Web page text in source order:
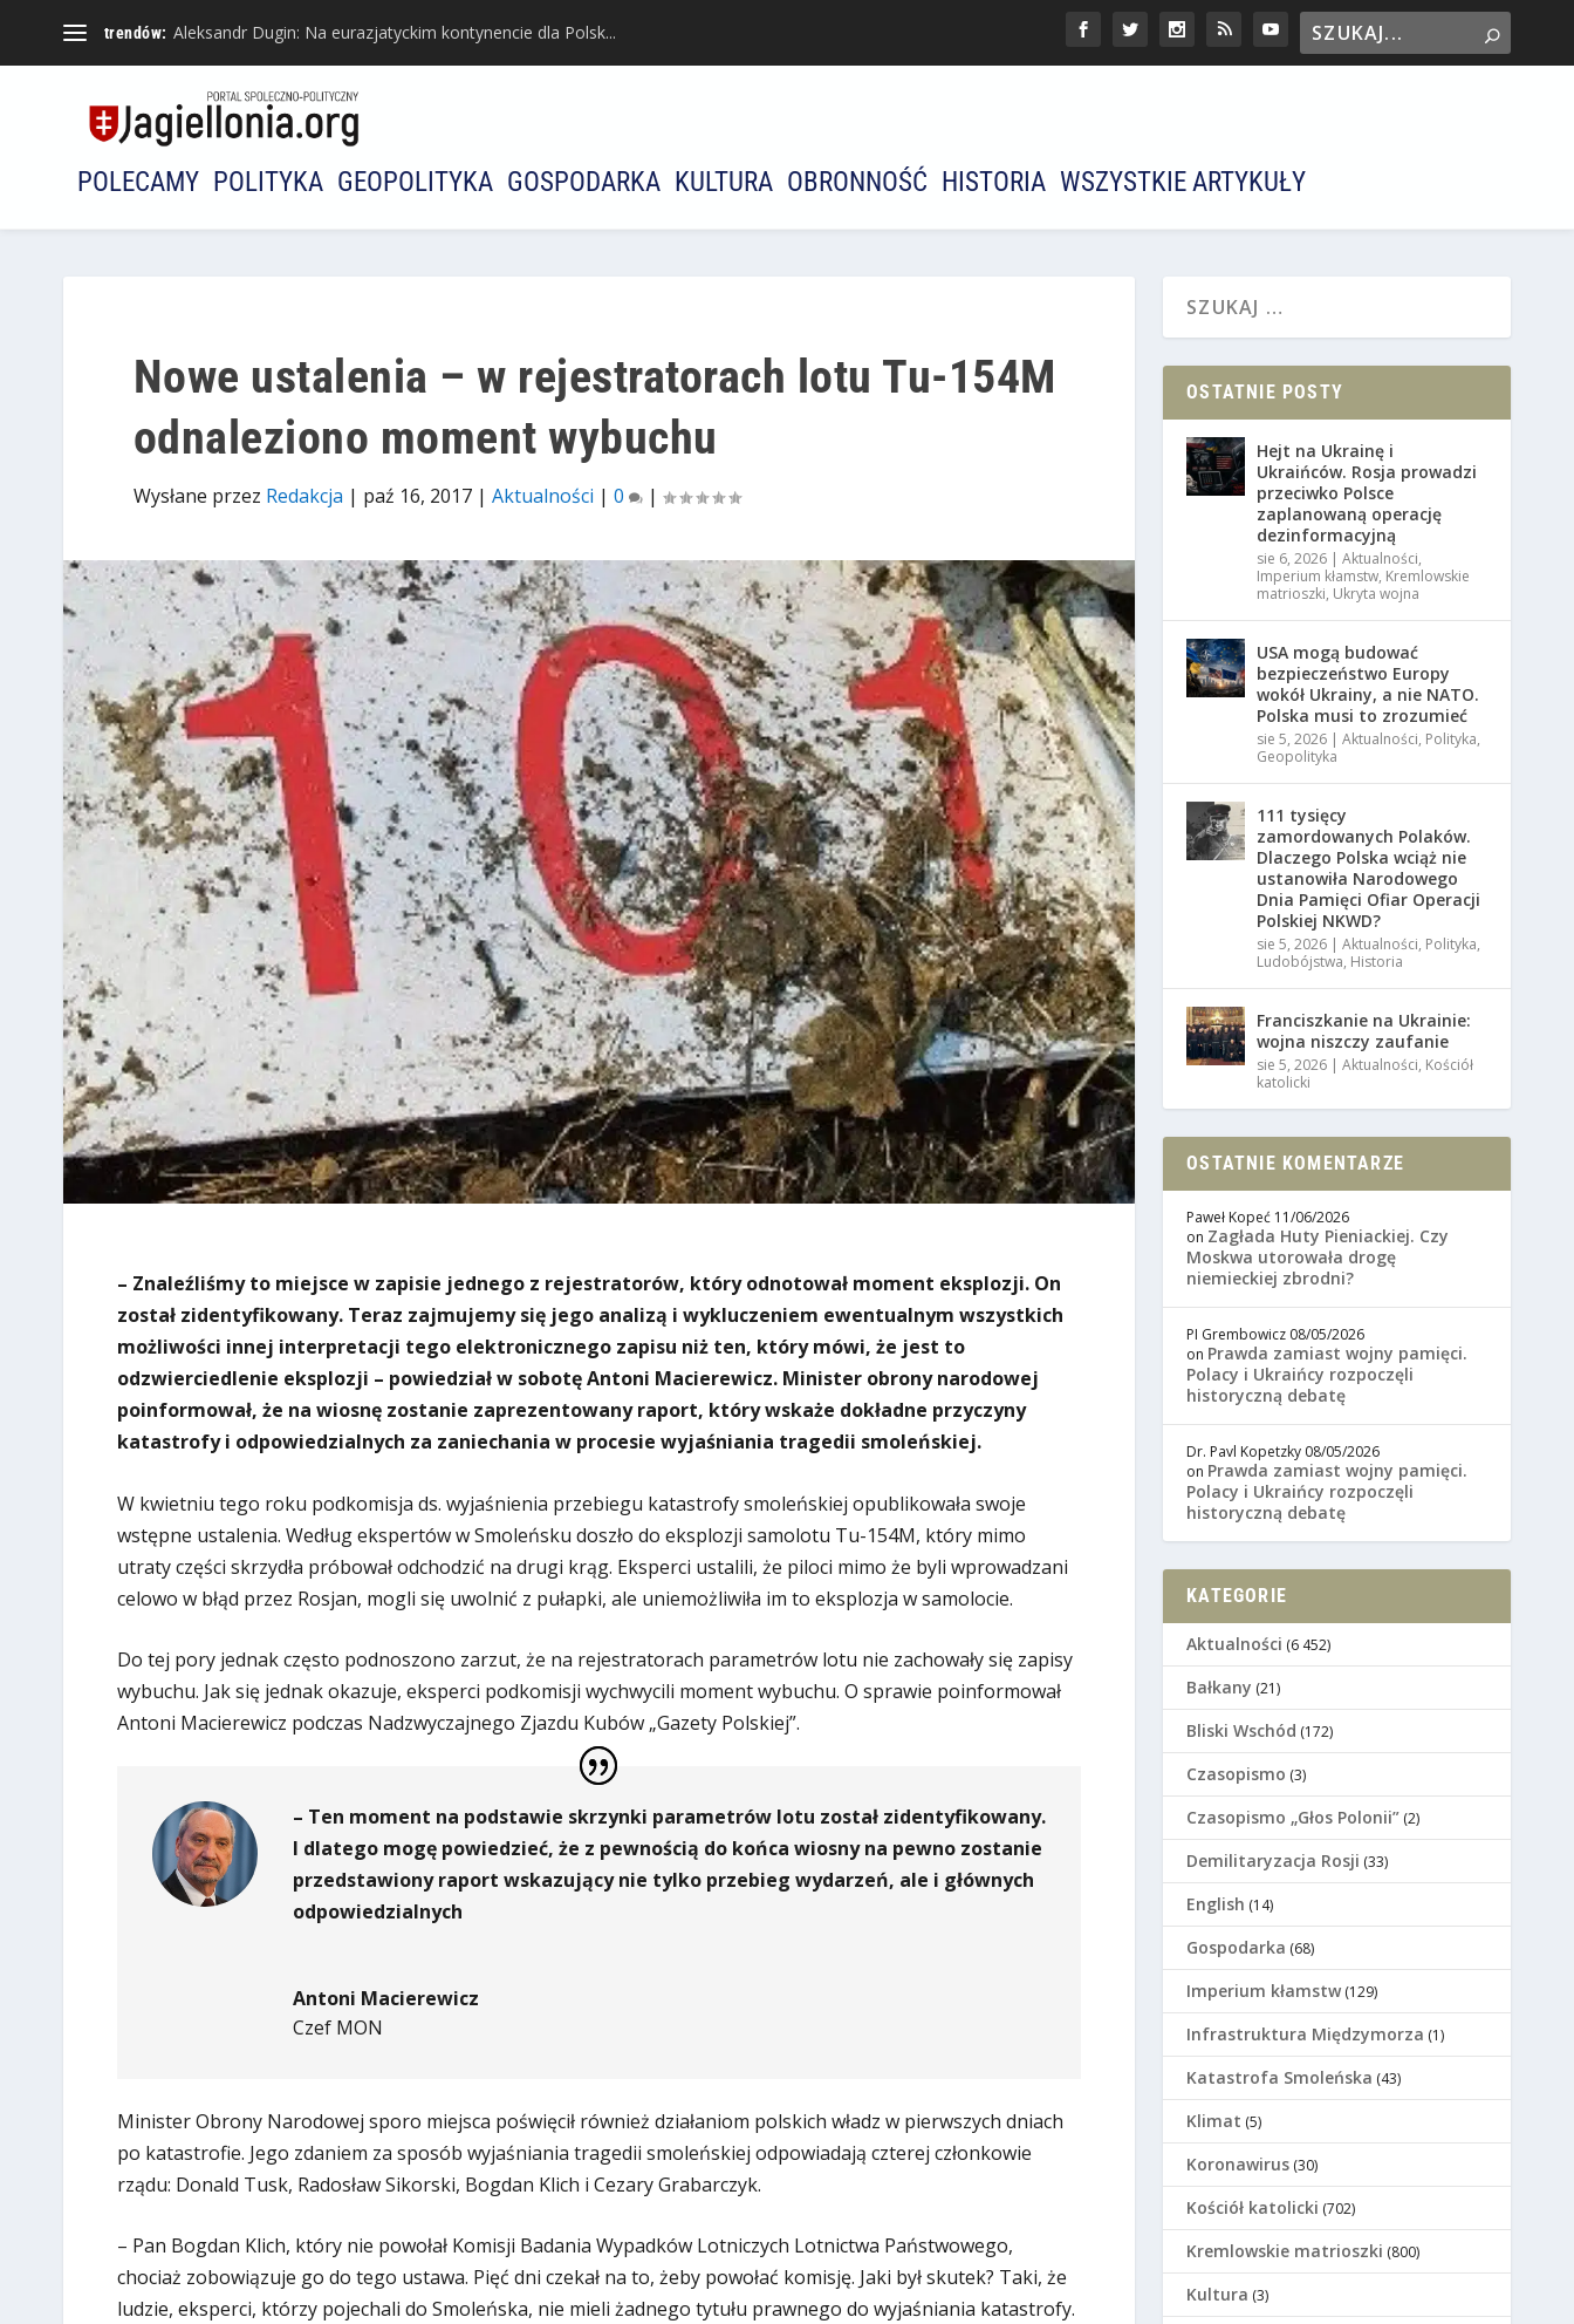
trendów: Aleksandr Dugin: Na eurazjatyckim kontynencie dla Polsk...
POLECAMY POLITYKA GEOPOLITYKA GOSPODARKA KULTURA OBRONNOŚĆ HISTORIA WSZYSTKIE ARTYKUŁY
Nowe ustalenia – w rejestratorach lotu Tu-154M
odnaleziono moment wybuchu
Wysłane przez Redakcja | paź 16, 2017| Aktualności | 0 |
– Znaleźliśmy to miejsce w zapisie jednego z rejestratorów, który odnotował moment eksplozji. On
został zidentyfikowany. Teraz zajmujemy się jego analizą i wykluczeniem ewentualnym wszystkich
możliwości innej interpretacji tego elektronicznego zapisu niż ten, który mówi, że jest to
odzwierciedlenie eksplozji – powiedział w sobotę Antoni Macierewicz. Minister obrony narodowej
poinformował, że na wiosnę zostanie zaprezentowany raport, który wskaże dokładne przyczyny
katastrofy i odpowiedzialnych za zaniechania w procesie wyjaśniania tragedii smoleńskiej.
W kwietniu tego roku podkomisja ds. wyjaśnienia przebiegu katastrofy smoleńskiej opublikowała swoje
wstępne ustalenia. Według ekspertów w Smoleńsku doszło do eksplozji samolotu Tu-154M, który mimo
utraty części skrzydła próbował odchodzić na drugi krąg. Eksperci ustalili, że piloci mimo że byli wprowadzani
celowo w błąd przez Rosjan, mogli się uwolnić z pułapki, ale uniemożliwiła im to eksplozja w samolocie.
Do tej pory jednak często podnoszono zarzut, że na rejestratorach parametrów lotu nie zachowały się zapisy
wybuchu. Jak się jednak okazuje, eksperci podkomisji wychwycili moment wybuchu. O sprawie poinformował
Antoni Macierewicz podczas Nadzwyczajnego Zjazdu Kubów „Gazety Polskiej”.
– Ten moment na podstawie skrzynki parametrów lotu został zidentyfikowany.
I dlatego mogę powiedzieć, że z pewnością do końca wiosny na pewno zostanie
przedstawiony raport wskazujący nie tylko przebieg wydarzeń, ale i głównych
odpowiedzialnych
Antoni Macierewicz
Czef MON
Minister Obrony Narodowej sporo miejsca poświęcił również działaniom polskich władz w pierwszych dniach
po katastrofie. Jego zdaniem za sposób wyjaśniania tragedii smoleńskiej odpowiadają czterej członkowie
rządu: Donald Tusk, Radosław Sikorski, Bogdan Klich i Cezary Grabarczyk.
– Pan Bogdan Klich, który nie powołał Komisji Badania Wypadków Lotniczych Lotnictwa Państwowego,
chociaż zobowiązuje go do tego ustawa. Pięć dni czekał na to, żeby powołać komisję. Jaki był skutek? Taki, że
ludzie, eksperci, którzy pojechali do Smoleńska, nie mieli żadnego tytułu prawnego do wyjaśniania katastrofy.
OSTATNIE POSTY
Hejt na Ukrainę i
Ukraińców. Rosja prowadzi
przeciwko Polsce
zaplanowaną operację
dezinformacyjną
sie 6, 2026 |Aktualności,
Imperium kłamstw, Kremlowskie
matrioszki, Ukryta wojna
USA mogą budować
bezpieczeństwo Europy
wokół Ukrainy, a nie NATO.
Polska musi to zrozumieć
sie 5, 2026 |Aktualności, Polityka,
Geopolityka
111 tysięcy
zamordowanych Polaków.
Dlaczego Polska wciąż nie
ustanowiła Narodowego
Dnia Pamięci Ofiar Operacji
Polskiej NKWD?
sie 5, 2026 |Aktualności, Polityka,
Ludobójstwa, Historia
Franciszkanie na Ukrainie:
wojna niszczy zaufanie
sie 5, 2026 |Aktualności, Kościół
katolicki
OSTATNIE KOMENTARZE
Paweł Kopeć 11/06/2026
on Zagłada Huty Pieniackiej. Czy
Moskwa utorowała drogę
niemieckiej zbrodni?
PI Grembowicz 08/05/2026
on Prawda zamiast wojny pamięci.
Polacy i Ukraińcy rozpoczęli
historyczną debatę
Dr. Pavl Kopetzky 08/05/2026
on Prawda zamiast wojny pamięci.
Polacy i Ukraińcy rozpoczęli
historyczną debatę
KATEGORIE
Aktualności (6 452)
Bałkany (21)
Bliski Wschód (172)
Czasopismo (3)
Czasopismo „Głos Polonii” (2)
Demilitaryzacja Rosji (33)
English (14)
Gospodarka (68)
Imperium kłamstw (129)
Infrastruktura Międzymorza (1)
Katastrofa Smoleńska (43)
Klimat (5)
Koronawirus (30)
Kościół katolicki (702)
Kremlowskie matrioszki (800)
Kultura (3)